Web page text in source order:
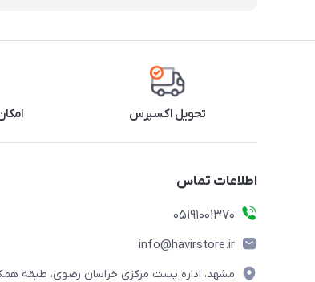
تحویل اکسپرس
اطلاعات تماس
05191001370
info@havirstore.ir
مشهد، اداره پست مرکزی خراسان رضوی، طبقه